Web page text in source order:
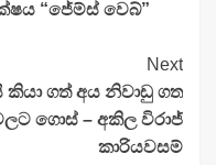
“ජේම්ස් වෙබ්”
Next
කියා ගත් අය නිවාඩු ගත
ගොස් – අකිල විරාජ්
කාරියවසම්